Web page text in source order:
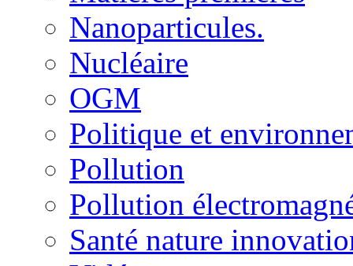
Nanoparticules.
Nucléaire
OGM
Politique et
Pollution
Pollution
Santé nature